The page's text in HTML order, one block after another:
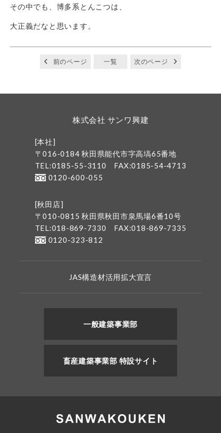
その中でも、博多系とんこつは、
大正義だなと思います。
前のページ 一覧 次のページ
株式会社 サンワ興建
[本社]
〒016-0184 秋田県能代市字高塙65番地
TEL:0185-55-3110
FAX:0185-54-4713
0120-600-055
[秋田店]
〒010-0815 秋田県秋田市泉馬場6番10号
TEL:018-869-7330
FAX:018-869-7335
0120-323-812
JAS構造材活用拡大宣言
一般建築事業部
畜産建築事業部 特設サイト